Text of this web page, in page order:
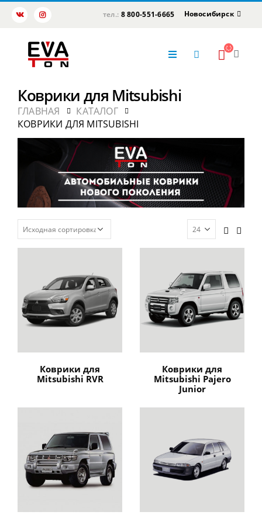
тел.: 8 800-551-6665 Новосибирск
Коврики для Mitsubishi
ГЛАВНАЯ
КАТАЛОГ
КОВРИКИ ДЛЯ MITSUBISHI
Коврики для
Mitsubishi RVR
Коврики для
Mitsubishi Pajero
Junior